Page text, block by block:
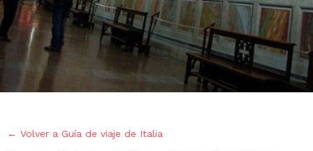
← Volver a Guía de viaje de Italia